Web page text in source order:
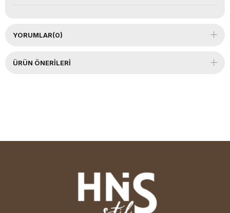
YORUMLAR(0)
ÜRÜN ÖNERILERI